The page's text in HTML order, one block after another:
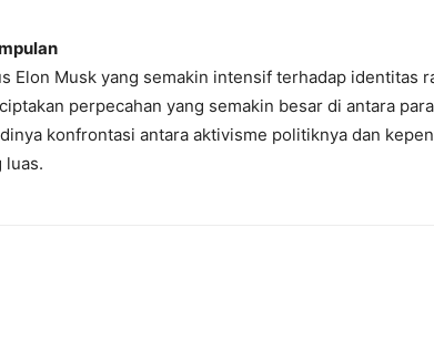
Elon Musk yang semakin intensif terhadap identitas
perpecahan yang semakin besar di antara
konfrontasi antara aktivisme politiknya dan
luas.